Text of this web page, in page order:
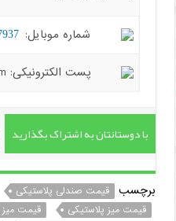
شماره موبایل:
پست الکترونیکی: hiradplast.co@gmail.com
با دوستانتان به اشتراک بگذارید
برچسب قیمت صندلی پلاستیکی
قیمت میز پلاستیکی
قیمت میز